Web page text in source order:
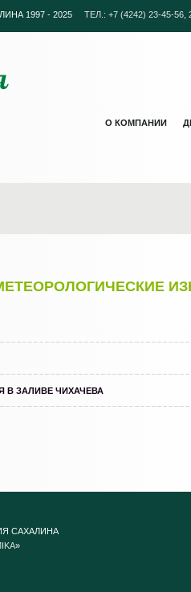
1997 - 2025 ТЕЛ.: +7 (4242) 23-45-56,
О КОМПАНИИ
В ЗАЛИВЕ ЧИХАЧЕВА
САХАЛИНА
»